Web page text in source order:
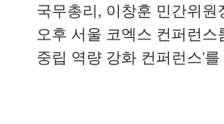
국무총리 , 이창훈 민간위원
오후 서울 코엑스 컨퍼런스
중립 역량 강화 컨퍼런스'를